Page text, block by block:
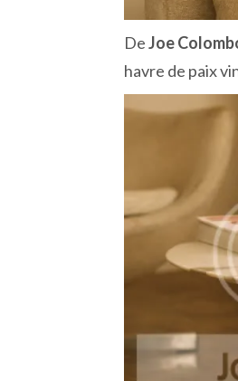
DeJoe
havre de paix